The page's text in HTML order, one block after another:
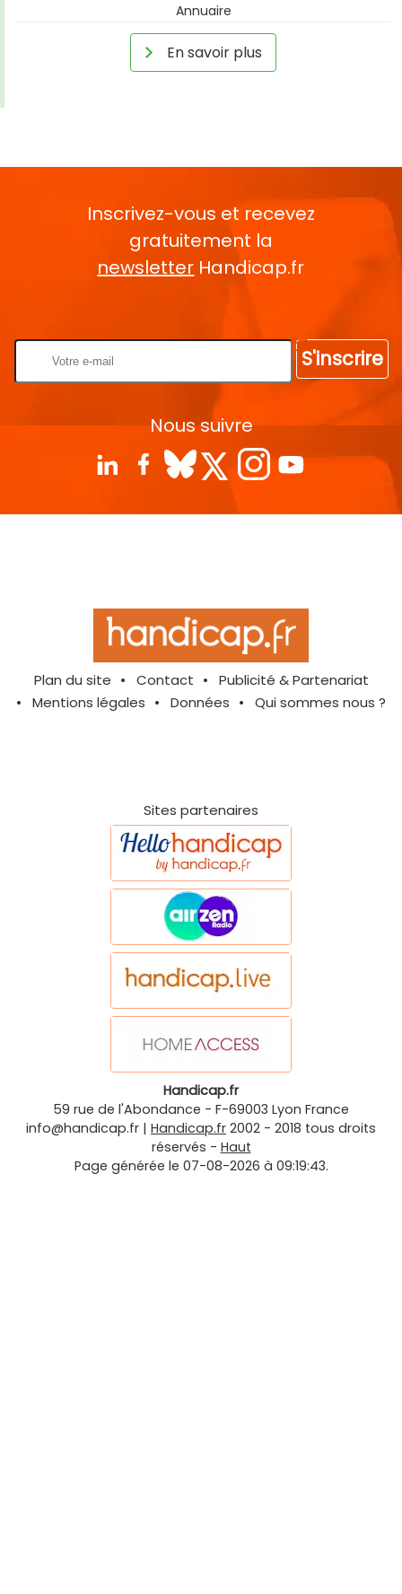
Annuaire
En savoir plus
Inscrivez-vous et recevez
gratuitement la
newsletter Handicap.fr
S'inscrire
Nous suivre
Plan du site Contact
Publicité & Partenariat
Mentions légales
Données Qui sommes nous ?
Sites partenaires
Handicap.fr
59 rue de l'Abondance - F-69003 Lyon France
info@handicap.fr | Handicap.fr 2002 - 2018 tous droits
réservés - Haut
Page générée le 07-08-2026 à 09:19:43.